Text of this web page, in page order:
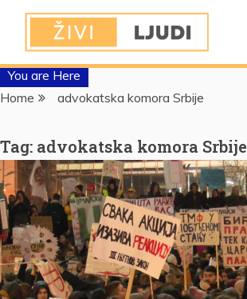
You are Here
Home
advokatska komora Srbije
Tag: advokatska komora Srbije